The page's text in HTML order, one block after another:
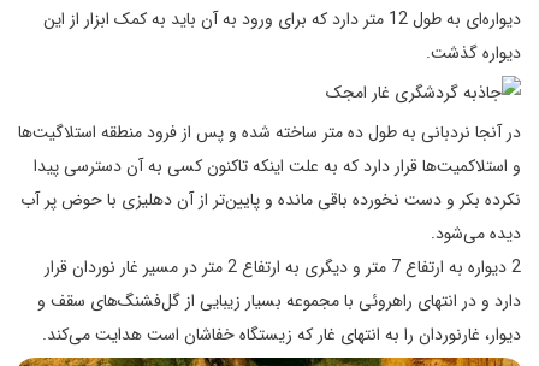
دیواره‌ای به طول 12 متر دارد که برای ورود به آن باید به کمک ابزار از این
دیواره گذشت.
در آنجا نردبانی به طول ده متر ساخته شده و پس از فرود منطقه استلاگیت‌ها
و استلاکمیت‌ها قرار دارد که به علت اینکه تاکنون کسی به آن دسترسی پیدا
نکرده بکر و دست نخورده باقی مانده و پایین‌تر از آن دهلیزی با حوض پر آب
دیده می‌شود.
2 دیواره به ارتفاع 7 متر و دیگری به ارتفاع 2 متر در مسیر غار نوردان قرار
دارد و در انتهای راهروئی با مجموعه بسیار زیبایی از گل‌فشنگ‌های سقف و
دیوار، غارنوردان را به انتهای غار که زیستگاه خفاشان است هدایت می‌کند.